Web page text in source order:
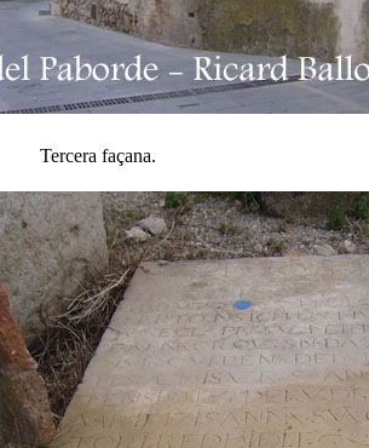
Tercera façana.